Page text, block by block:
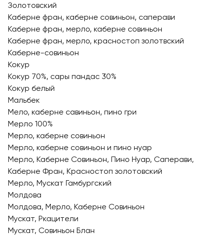
Золотовский
Каберне фран, каберне совиньон, саперави
Каберне фран, мерло, каберне совиньон
Каберне фран, мерло, красностоп золотвский
Каберне-совиньон
Кокур
Кокур 70%, сары пандас 30%
Кокур белый
Мальбек
Мело, каберне савиньон, пино гри
Мерло 100%
Мерло, каберне совиньон
Мерло, каберне совиньон и пино нуар
Мерло, Каберне Совиньон, Пино Нуар, Саперави,
Каберне Фран, Красностоп золотовский
Мерло, Мускат Гамбургский
Молдова
Молдова, Мерло, Каберне Совиньон
Мускат, Ркацители
Мускат, Совиньон Блан